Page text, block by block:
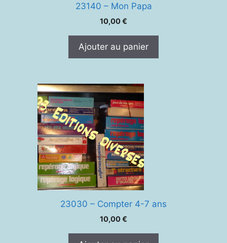
23140 – Mon Papa
10,00€
Ajouter au panier
23030 – Compter 4-7 ans
10,00€